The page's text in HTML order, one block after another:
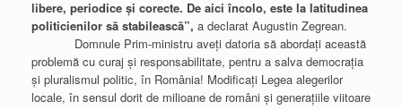
libere, periodice şi corecte. De aici încolo, este la latitudinea
politicienilor să stabilească”, a declarat Augustin Zegrean.
Domnule Prim-ministru aveți datoria să abordați această
problemă cu curaj și responsabilitate, pentru a salva democrația
și pluralismul politic, în România! Modificați Legea alegerilor
locale, în sensul dorit de milioane de români și generațiile viitoare